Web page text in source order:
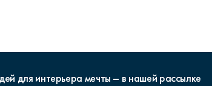
для интерьера мечты – в нашей рассылке